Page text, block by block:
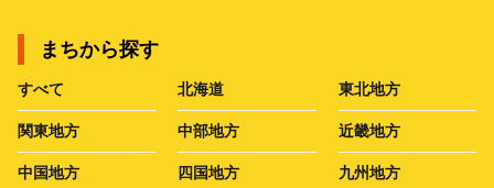
まちから探す
すべて 北海道 東北地方
関東地方 中部地方 近畿地方
中国地方 四国地方 九州地方